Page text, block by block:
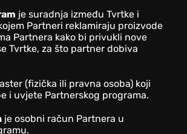
je suradnja između Tvrtke i
Partneri reklamiraju proizvode
Partnera kako bi privukli nove
Tvrtke, za što partner dobiva
(fizička ili pravna osoba) koji
i uvjete Partnerskog programa.
je osobni račun Partnera u